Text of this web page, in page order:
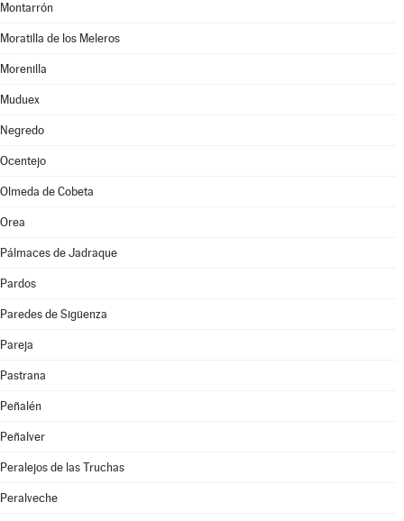
Montarrón
Moratilla de los Meleros
Morenilla
Muduex
Negredo
Ocentejo
Olmeda de Cobeta
Orea
Pálmaces de Jadraque
Pardos
Paredes de Sigüenza
Pareja
Pastrana
Peñalén
Peñalver
Peralejos de las Truchas
Peralveche